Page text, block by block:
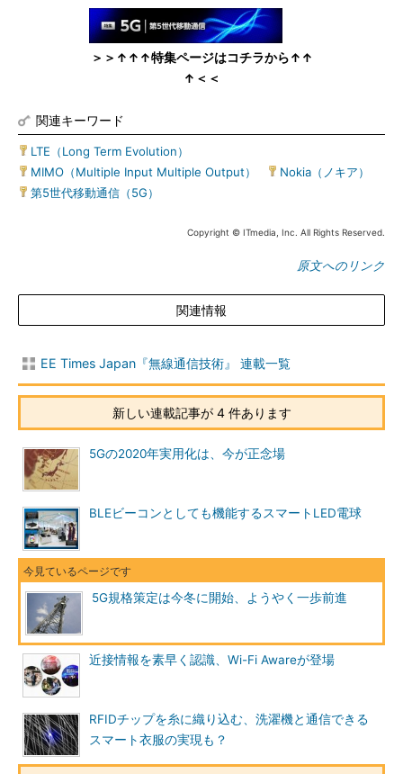
＞＞↑↑↑特集ページはコチラから↑↑
↑＜＜
関連キーワード
LTE（Long Term Evolution）
MIMO（Multiple Input Multiple Output）
Nokia（ノキア）
第5世代移動通信（5G）
Copyright © ITmedia, Inc. All Rights Reserved.
原文へのリンク
関連情報
EE Times Japan『無線通信技術』 連載一覧
新しい連載記事が 4 件あります
5Gの2020年実用化は、今が正念場
BLEビーコンとしても機能するスマートLED電球
5G規格策定は今冬に開始、ようやく一歩前進
近接情報を素早く認識、Wi-Fi Awareが登場
RFIDチップを糸に織り込む、洗濯機と通信できる
スマート衣服の実現も？